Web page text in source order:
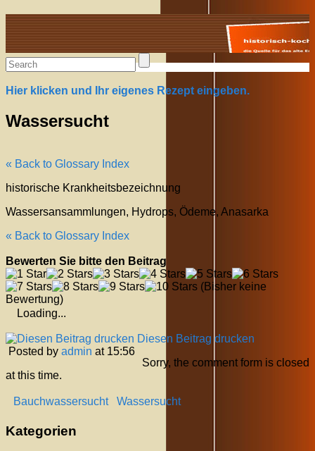
Alte Rezepte online
Hier klicken und Ihr eigenes Rezept eingeben.
Wassersucht
« Back to Glossary Index
historische Krankheitsbezeichnung
Wassersansammlungen, Hydrops, Ödeme, Anasarka
« Back to Glossary Index
Bewerten Sie bitte den Beitrag
(Bisher keine
Bewertung)
Loading...
Diesen Beitrag drucken
Posted by admin at 15:56
Sorry, the comment form is closed
at this time.
Bauchwassersucht Wassersucht
Kategorien